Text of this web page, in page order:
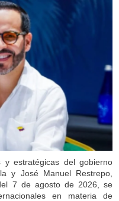
y estratégicas del gobierno
y José Manuel Restrepo,
7 de agosto de 2026, se
en materia de